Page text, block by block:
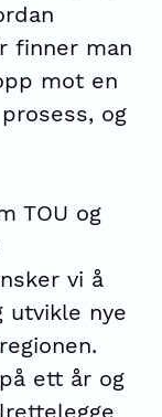
finner man
mot en
og
TOU og
vi å
nye
ett år og